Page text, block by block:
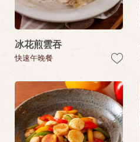
冰花煎雲吞
快速午晚餐